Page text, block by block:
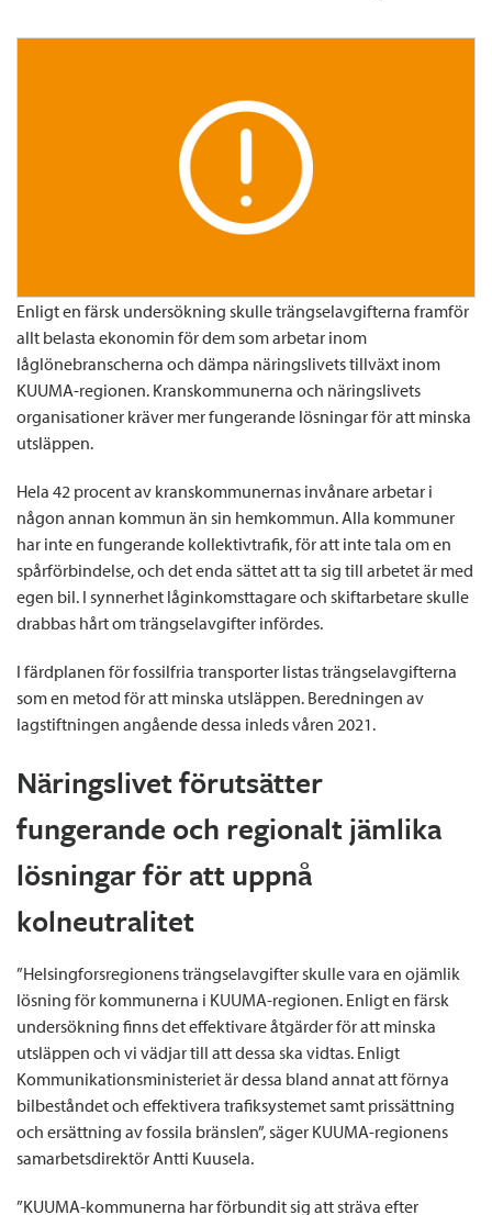
Enligt en färsk undersökning skulle trängselavgifterna framför
allt belasta ekonomin för dem som arbetar inom
låglönebranscherna och dämpa näringslivets tillväxt inom
KUUMA-regionen. Kranskommunerna och näringslivets
organisationer kräver mer fungerande lösningar för att minska
utsläppen.
Hela 42 procent av kranskommunernas invånare arbetar i
någon annan kommun än sin hemkommun. Alla kommuner
har inte en fungerande kollektivtrafik, för att inte tala om en
spårförbindelse, och det enda sättet att ta sig till arbetet är med
egen bil. I synnerhet låginkomsttagare och skiftarbetare skulle
drabbas hårt om trängselavgifter infördes.
I färdplanen för fossilfria transporter listas trängselavgifterna
som en metod för att minska utsläppen. Beredningen av
lagstiftningen angående dessa inleds våren 2021.
Näringslivet förutsätter
fungerande och regionalt jämlika
lösningar för att uppnå
kolneutralitet
”Helsingforsregionens trängselavgifter skulle vara en ojämlik
lösning för kommunerna i KUUMA-regionen. Enligt en färsk
undersökning finns det effektivare åtgärder för att minska
utsläppen och vi vädjar till att dessa ska vidtas. Enligt
Kommunikationsministeriet är dessa bland annat att förnya
bilbeståndet och effektivera trafiksystemet samt prissättning
och ersättning av fossila bränslen”, säger KUUMA-regionens
samarbetsdirektör Antti Kuusela.
”KUUMA-kommunerna har förbundit sig att sträva efter